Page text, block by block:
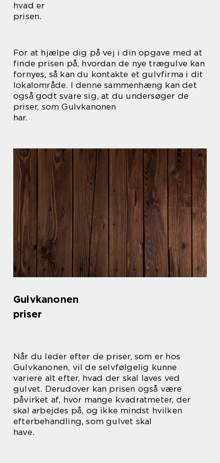
hvad er
prisen.
For at hjælpe dig på vej i din opgave med at
finde prisen på, hvordan de nye trægulve kan
fornyes, så kan du kontakte et gulvfirma i dit
lokalområde. I denne sammenhæng kan det
også godt svare sig, at du undersøger de
priser, som Gulvkanonen
har.
Gulvkanonen
priser
Når du leder efter de priser, som er hos
Gulvkanonen, vil de selvfølgelig kunne
variere alt efter, hvad der skal laves ved
gulvet. Derudover kan prisen også være
påvirket af, hvor mange kvadratmeter, der
skal arbejdes på, og ikke mindst hvilken
efterbehandling, som gulvet skal
have.